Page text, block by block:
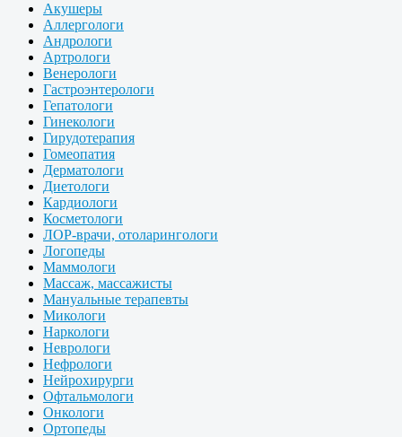
Акушеры
Аллергологи
Андрологи
Артрологи
Венерологи
Гастроэнтерологи
Гепатологи
Гинекологи
Гирудотерапия
Гомеопатия
Дерматологи
Диетологи
Кардиологи
Косметологи
ЛОР-врачи, отоларингологи
Логопеды
Маммологи
Массаж, массажисты
Мануальные терапевты
Микологи
Наркологи
Неврологи
Нефрологи
Нейрохирурги
Офтальмологи
Онкологи
Ортопеды